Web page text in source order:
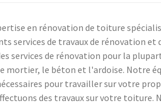
en rénovation de toiture
services de travaux de rénovation et
services de rénovation pour la
mortier, le béton et l'ardoise. Notre
pour travailler sur votre
des travaux sur votre toiture.